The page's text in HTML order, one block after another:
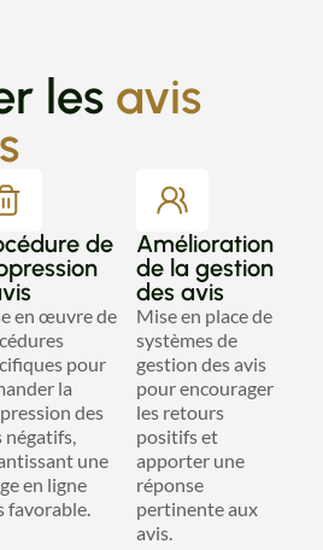
les avis
de
en œuvre de
pour
la
des
négatifs,
une
en ligne
favorable.
Amélioration
de la gestion
des avis
Mise en place de
systèmes de
gestion des avis
pour encourager
les retours
positifs et
apporter une
réponse
pertinente aux
avis.